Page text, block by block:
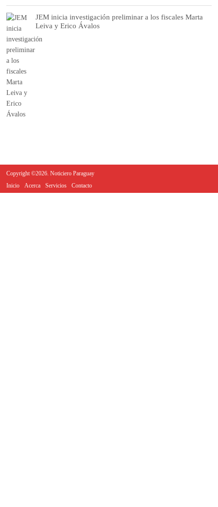
JEM inicia investigación preliminar a los fiscales Marta
Leiva y Erico Ávalos
Copyright ©2026. Noticiero Paraguay
Inicio
Acerca Servicios Contacto